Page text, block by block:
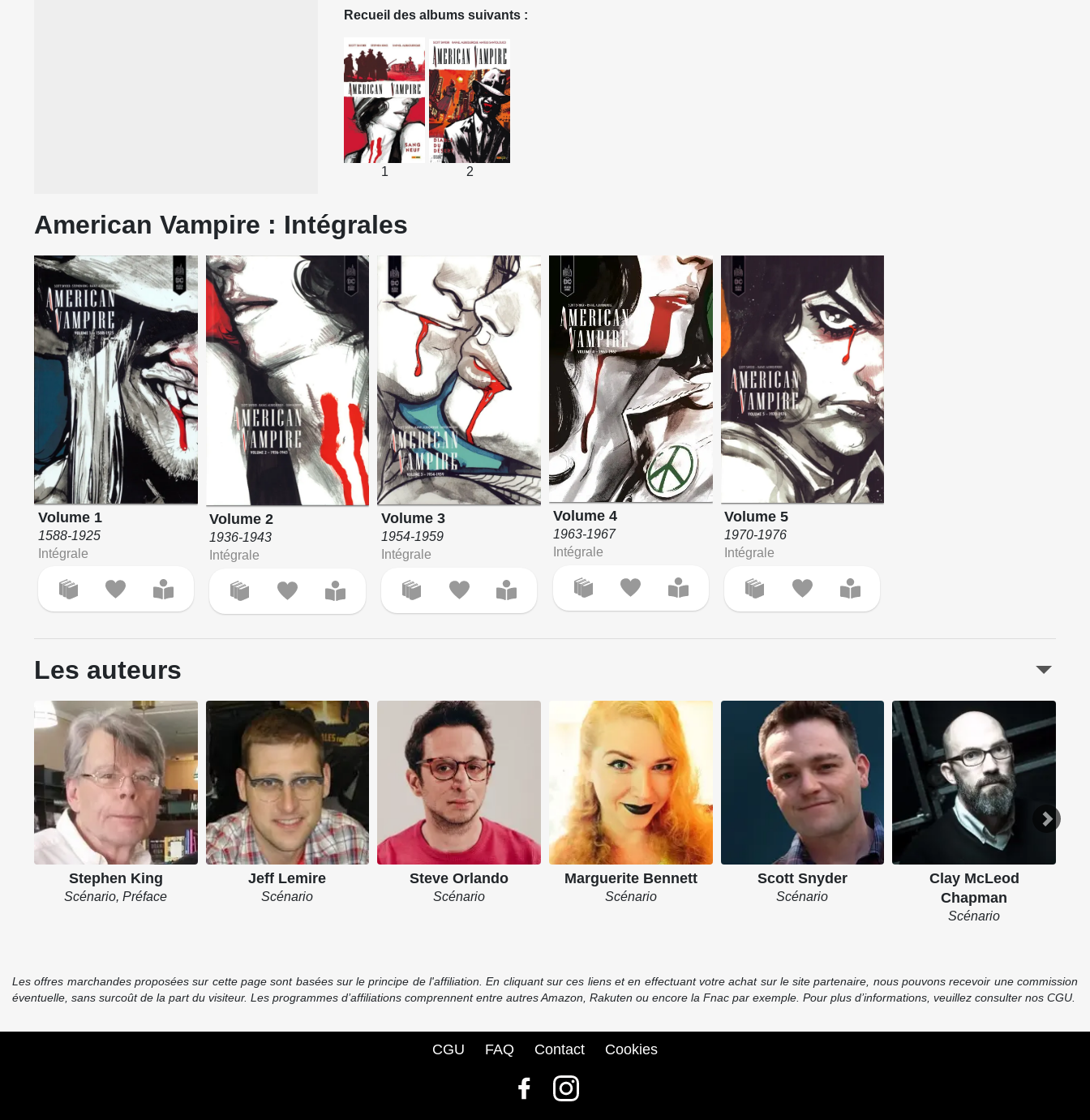
Recueil des albums suivants :
1 2
American Vampire : Intégrales
Volume 1
1588-1925
Intégrale
Volume 2
1936-1943
Intégrale
Volume 3
1954-1959
Intégrale
Volume 4
1963-1967
Intégrale
Volume 5
1970-1976
Intégrale
Les auteurs
Stephen King
Scénario, Préface
Jeff Lemire
Scénario
Steve Orlando
Scénario
Marguerite Bennett
Scénario
Scott Snyder
Scénario
Clay McLeod
Chapman
Scénario
Les offres marchandes proposées sur cette page sont basées sur le principe de l'affiliation. En cliquant sur ces liens et en effectuant votre achat sur le site partenaire, nous pouvons recevoir une commission
éventuelle, sans surcoût de la part du visiteur. Les programmes d’affiliations comprennent entre autres Amazon, Rakuten ou encore la Fnac par exemple. Pour plus d’informations, veuillez consulter nos CGU.
CGU FAQ Contact Cookies